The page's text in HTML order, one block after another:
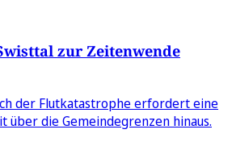
zur Zeitenwende
der Flutkatastrophe erfordert eine
über die Gemeindegrenzen hinaus.